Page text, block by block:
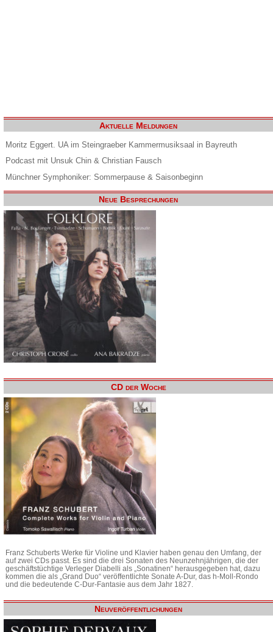
Aktuelle Meldungen
Moritz Eggert. UA im Steingraeber Kammermusiksaal in Bayreuth
Podcast mit Unsuk Chin & Christian Fausch
Münchner Symphoniker: Sommerpause & Saisonbeginn
Neue Besprechungen
CD der Woche
Franz Schuberts Werke für Violine und Klavier haben genau den Umfang, der
auf zwei CDs passt. Es sind die drei Sonaten des Neunzehnjährigen, die der
geschäftstüchtige Verleger Diabelli als „Sonatinen“ herausgegeben hat, dazu
kommen die als „Grand Duo“ veröffentlichte Sonate A-Dur, das h-Moll-Rondo
und die bedeutende C-Dur-Fantasie aus dem Jahr 1827.
Neuveröffentlichungen